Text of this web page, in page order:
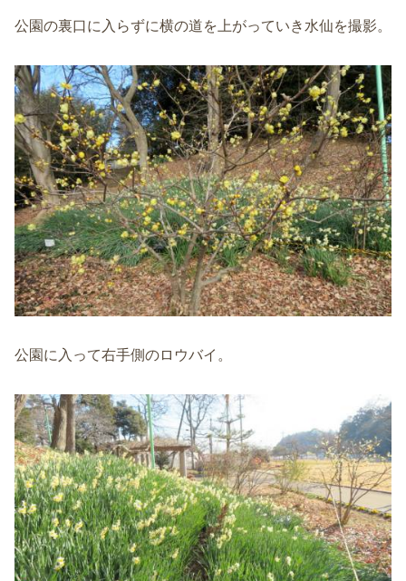
公園の裏口に入らずに横の道を上がっていき水仙を撮影。
公園に入って右手側のロウバイ。